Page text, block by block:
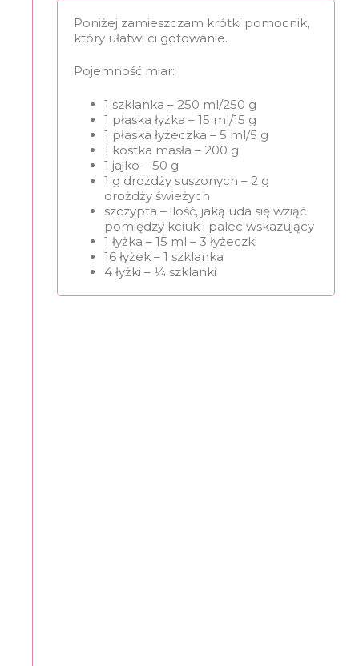
Poniżej zamieszczam krótki pomocnik,
który ułatwi ci gotowanie.
Pojemność miar:
1 szklanka – 250 ml/250 g
1 płaska łyżka – 15 ml/15 g
1 płaska łyżeczka – 5 ml/5 g
1 kostka masła – 200 g
1 jajko – 50 g
1 g drożdży suszonych – 2 g
drożdży świeżych
szczypta – ilość, jaką uda się wziąć
pomiędzy kciuk i palec wskazujący
1 łyżka – 15 ml – 3 łyżeczki
16 łyżek – 1 szklanka
4 łyżki – 1⁄4 szklanki